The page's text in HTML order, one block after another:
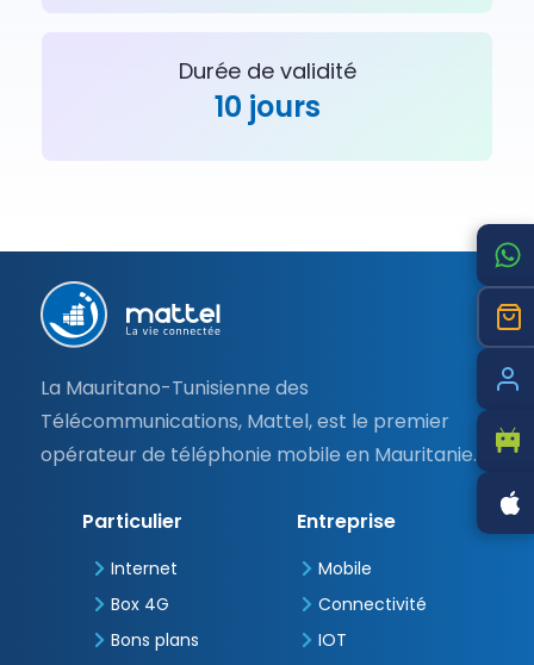
Durée de validité
10 jours
La Mauritano-Tunisienne des
Télécommunications, Mattel, est le premier
opérateur de téléphonie mobile en Mauritanie.
Pied
de
page
Particulier
Internet
Box 4G
Bons plans
Entreprise
Mobile
Connectivité
IOT